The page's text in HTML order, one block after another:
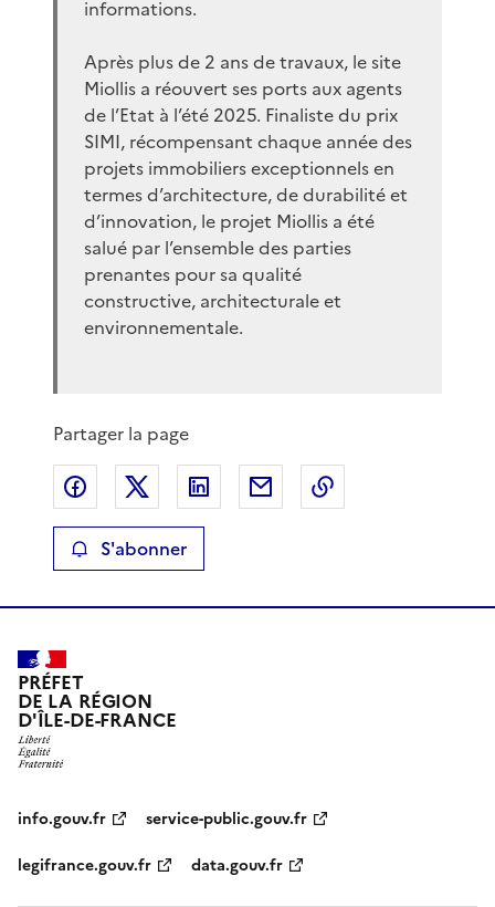
informations.
Après plus de 2 ans de travaux, le site
Miollis a réouvert ses ports aux agents
de l’Etat à l’été 2025. Finaliste du prix
SIMI, récompensant chaque année des
projets immobiliers exceptionnels en
termes d’architecture, de durabilité et
d’innovation, le projet Miollis a été
salué par l’ensemble des parties
prenantes pour sa qualité
constructive, architecturale et
environnementale.
Partager la page
Partager sur Facebook
Partager sur XPartager sur LinkedIn
Partager par email
S'abonner
PRÉFET
DE LA RÉGION
D'ÎLE-DE-FRANCE
info.gouv.fr
service-public.gouv.fr
legifrance.gouv.fr
data.gouv.fr